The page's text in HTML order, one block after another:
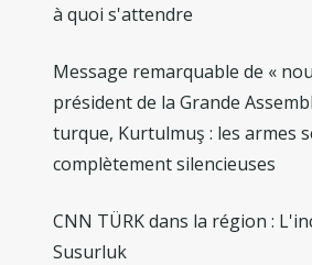
à quoi s'attendre
Message remarquable de «
président de la Grande
turque, Kurtulmuş : les armes
complètement silencieuses
CNN TÜRK dans la région :
Susurluk